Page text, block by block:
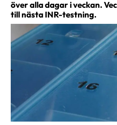
över alla dagar i veckan.
till nästa INR-testning.